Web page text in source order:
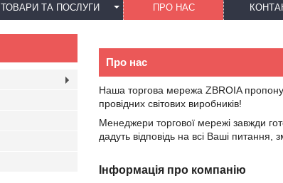
ТОВАРИ ТА ПОСЛУГИ ПРО НАС
Про нас
Наша торгова мережа ZBROIA
провідних світових виробників!
Менеджери торгової мережі завжди
дадуть відповідь на всі Ваші питання,
Інформація про компанію